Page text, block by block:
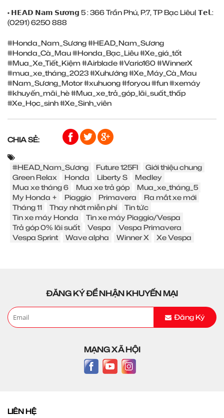
• 𝗛𝗘𝗔𝗗 𝗡𝗮𝗺 𝗦𝘂̛𝗼̛𝗻𝗴 5 : 366 Trần Phú, P.7, TP Bạc Liêu| 𝗧𝗲𝗹.:
(0291) ‎6250 888
#Honda_Nam_Sương#HEAD_Nam_Sương
#Honda_Cà_Mau#Honda_Bạc_Liêu#Xe_giá_tốt
#Mua_Xe_Tiết_Kiệm #Airblade#Vario160#WinnerX
#mua_xe_tháng_2023#Xuhướng#Xe_Máy_Cà_Mau
#Nam_Sương_Motor#xuhuong#foryou#fun#xemáy
#khuyến_mãi_hè#Mua_xe_trả_góp_lãi_suất_thấp
#Xe_Học_sinh#Xe_Sinh_viên
CHIA SẺ:
#HEAD_Nam_Sương Future 125FI
Giới thiệu chung
Green Relax
Honda Liberty S
Medley
Mua xe tháng 6
Mua xe trả góp
Mua_xe_tháng_5
My Honda +
Piaggio Primavera
Ra mắt xe mới
Tháng 11
Thay nhớt miễn phí
Tin tức
Tin xe máy Honda
Tin xe máy Piaggio/Vespa
Trả góp 0% lãi suất
Vespa
Vespa Primavera
Vespa Sprint
Wave alpha Winner X Xe Vespa
ĐĂNG KÝ ĐỂ NHẬN KHUYẾN MẠI
Đăng Ký
MẠNG XÃ HỘI
LIÊN HỆ